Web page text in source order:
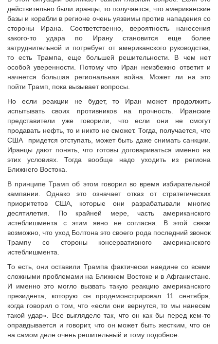
действительно были иранцы, то получается, что американские
базы и корабли в регионе очень уязвимы против нападения со
стороны Ирана. Соответственно, вероятность нанесения
какого-то удара по Ирану становится еще более
затруднительной и потребует от американского руководства,
то есть Трампа, еще большей решительности. В чем нет
особой уверенности. Потому что Иран неизбежно ответит и
начнется большая региональная война. Может ли на это
пойти Трамп, пока вызывает вопросы.
Но если реакции не будет, то Иран может продолжить
испытывать своих противников на прочность. Иранские
представители уже говорили, что если они не смогут
продавать нефть, то и никто не сможет. Тогда, получается, что
США придется отступать, может быть даже снимать санкции.
Иранцы дают понять, что готовы договариваться именно на
этих условиях. Тогда вообще надо уходить из региона
Ближнего Востока.
В принципе Трамп об этом говорил во время избирательной
кампании. Однако это означает отказ от стратегических
приоритетов США, которые они разрабатывали многие
десятилетия. По крайней мере, часть американского
истеблишмента с этим явно не согласна. В этой связи
возможно, что уход Болтона это своего рода последний звонок
Трампу со стороны консервативного американского
истеблишмента.
То есть, они оставили Трампа фактически наедине со всеми
сложными проблемами на Ближнем Востоке и в Афганистане.
И именно это могло вызвать такую реакцию американского
президента, которую он продемонстрировал 11 сентября,
когда говорил о том, что «если они вернутся, то мы нанесем
такой удар». Все выглядело так, что он как бы перед кем-то
оправдывается и говорит, что он может быть жестким, что он
на самом деле очень решительный и тому подобное.